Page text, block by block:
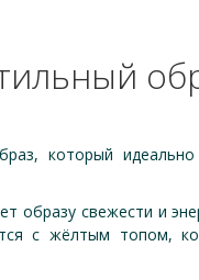
который идеально
образу свежести и
с жёлтым топом,